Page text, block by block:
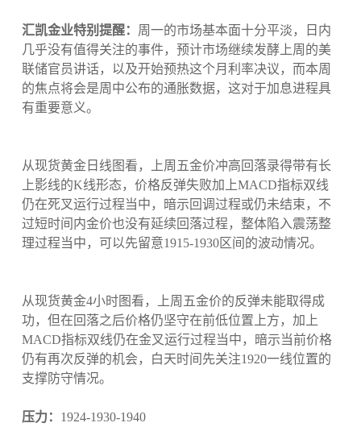
汇凯金业特别提醒： 周一的市场基本面十分平淡，日内
几乎没有值得关注的事件，预计市场继续发酵上周的美
联储官员讲话，以及开始预热这个月利率决议，而本周
的焦点将会是周中公布的通胀数据，这对于加息进程具
有重要意义。
从现货黄金日线图看，上周五金价冲高回落录得带有长
上影线的K线形态，价格反弹失败加上MACD指标双线
仍在死叉运行过程当中，暗示回调过程或仍未结束，不
过短时间内金价也没有延续回落过程，整体陷入震荡整
理过程当中，可以先留意1915-1930区间的波动情况。
从现货黄金4小时图看，上周五金价的反弹未能取得成
功，但在回落之后价格仍坚守在前低位置上方，加上
MACD指标双线仍在金叉运行过程当中，暗示当前价格
仍有再次反弹的机会，白天时间先关注1920一线位置的
支撑防守情况。
压力： 1924-1930-1940